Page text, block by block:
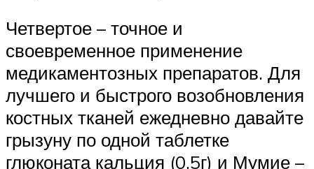
Четвертое – точное и
своевременное применение
медикаментозных препаратов. Для
лучшего и быстрого возобновления
костных тканей ежедневно давайте
грызуну по одной таблетке
глюконата кальция (0,5г) и Мумие –